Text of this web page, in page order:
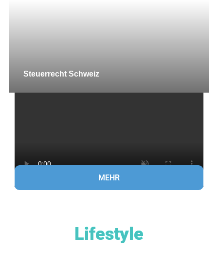
Steuerrecht Schweiz
MEHR
Lifestyle